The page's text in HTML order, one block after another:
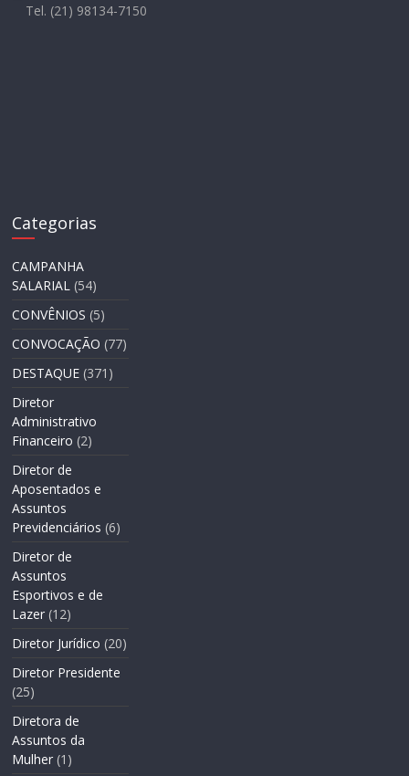
Tel. (21) 98134-7150
Categorias
CAMPANHA
SALARIAL (54)
CONVÊNIOS (5)
CONVOCAÇÃO (77)
DESTAQUE (371)
Diretor
Administrativo
Financeiro (2)
Diretor de
Aposentados e
Assuntos
Previdenciários (6)
Diretor de
Assuntos
Esportivos e de
Lazer (12)
Diretor Jurídico (20)
Diretor Presidente
(25)
Diretora de
Assuntos da
Mulher (1)